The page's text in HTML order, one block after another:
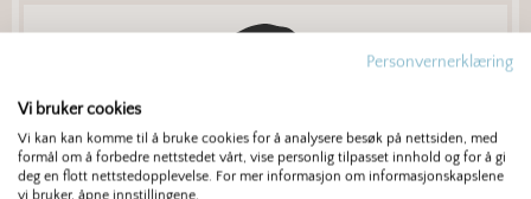
Hvis du har flere brett med kuvertbrød som
skal stekes samtdig kan det lønne seg å
Personvernerklæring
Vi bruker cookies
Vi kan kan komme til å bruke cookies for å analysere besøk på nettsiden, med
formål om å forbedre nettstedet vårt, vise personlig tilpasset innhold og for å gi
deg en flott nettstedopplevelse. For mer informasjon om informasjonskapslene
vi bruker, åpne innstillingene.